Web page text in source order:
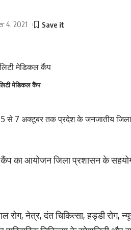
4, 2021
मेडिकल कैंप
5 से 7 अक्टूबर तक प्रदेश के जनजातीय जिला
कैंप का आयोजन जिला प्रशासन के
रोग, नेत्र, दंत चिकित्सा, हड्डी रोग,